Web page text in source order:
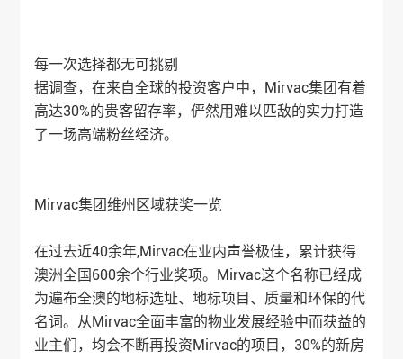
每一次选择都无可挑剔
据调查，在来自全球的投资客户中，Mirvac集团有着
高达30%的贵客留存率，俨然用难以匹敌的实力打造
了一场高端粉丝经济。
Mirvac集团维州区域获奖一览
在过去近40余年,Mirvac在业内声誉极佳，累计获得
澳洲全国600余个行业奖项。Mirvac这个名称已经成
为遍布全澳的地标选址、地标项目、质量和环保的代
名词。从Mirvac全面丰富的物业发展经验中而获益的
业主们，均会不断再投资Mirvac的项目，30%的新房